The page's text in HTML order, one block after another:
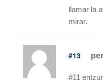
llamar la
mirar.
#13
#11